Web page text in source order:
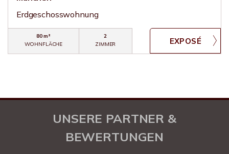
Erdgeschosswohnung
80 m²
WOHNFLÄCHE
2
ZIMMER
UNSERE PARTNER &
BEWERTUNGEN